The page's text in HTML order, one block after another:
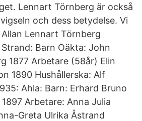
Lennart Törnberg är också
och dess betydelse. Vi
Lennart Törnberg
Barn Oäkta: John
1877 Arbetare (58år) Elin
1890 Hushållerska: Alf
Ahla: Barn: Erhard Bruno
Arbetare: Anna Julia
Greta Ulrika Åstrand